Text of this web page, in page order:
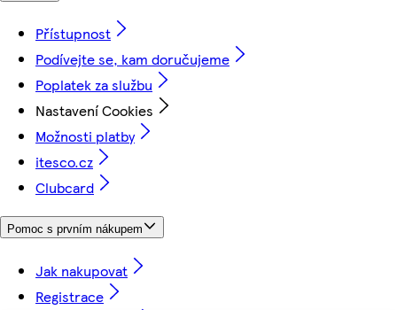
Přístupnost
Podívejte se, kam doručujeme
Poplatek za službu
Nastavení Cookies
Možnosti platby
itesco.cz
Clubcard
Pomoc s prvním nákupem
Jak nakupovat
Registrace